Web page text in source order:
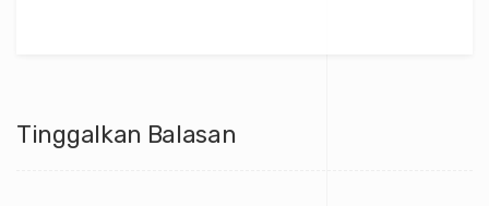
Tinggalkan Balasan